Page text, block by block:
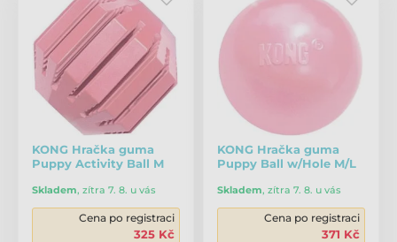
KONG Hračka guma
Puppy Activity Ball M
Skladem, zítra 7. 8. u vás
Cena po registraci
325 Kč
KONG Hračka guma
Puppy Ball w/Hole M/L
Skladem, zítra 7. 8. u vás
Cena po registraci
371 Kč